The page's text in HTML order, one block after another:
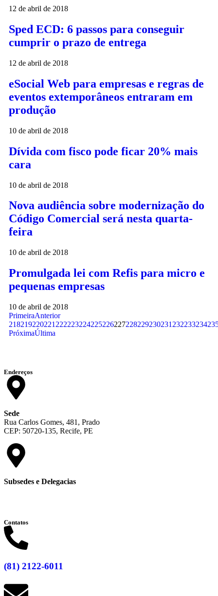
12 de abril de 2018
Sped ECD: 6 passos para conseguir
cumprir o prazo de entrega
12 de abril de 2018
eSocial Web para empresas e regras de
eventos extemporâneos entraram em
produção
10 de abril de 2018
Dívida com fisco pode ficar 20% mais
cara
10 de abril de 2018
Nova audiência sobre modernização do
Código Comercial será nesta quarta-
feira
10 de abril de 2018
Promulgada lei com Refis para micro e
pequenas empresas
10 de abril de 2018
PrimeiraAnterior
218219220221 222223224225226227228229230231 232233234
PróximaÚltima
Endereços
Sede
Rua Carlos Gomes, 481, Prado
CEP: 50720-135, Recife, PE
Subsedes e Delegacias
Contatos
(81) 2122-6011